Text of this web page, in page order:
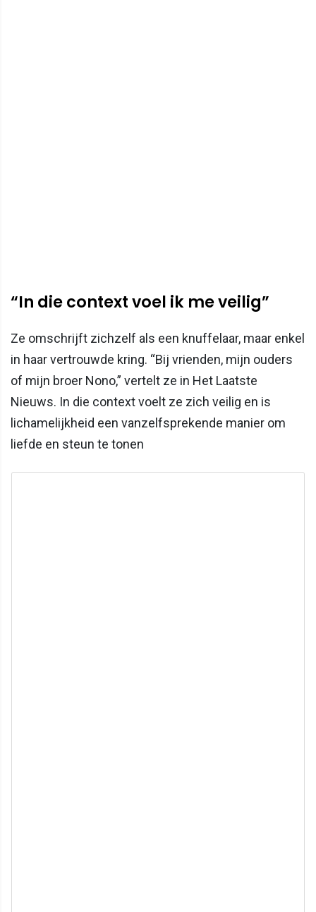
“In die context voel ik me veilig”
Ze omschrijft zichzelf als een knuffelaar, maar enkel
in haar vertrouwde kring. “Bij vrienden, mijn ouders
of mijn broer Nono,” vertelt ze in Het Laatste
Nieuws. In die context voelt ze zich veilig en is
lichamelijkheid een vanzelfsprekende manier om
liefde en steun te tonen